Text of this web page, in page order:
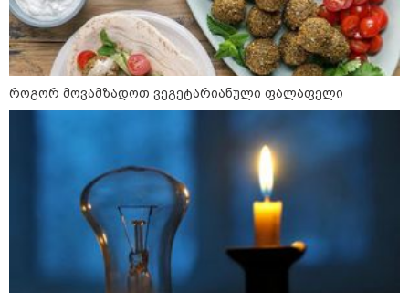
პერიოდია დაწყებული საქმეების ბოლომდე მოსაყვანად,
ფინანსური საკითხების გადასამოწმებლად და სამუშაო
სივრცის მოწესრიგებისთვის. თანმიმდევრული მოქმედება და
პრაქტიკული მიდგომა სასურველ შედეგს უდანაკარგოდ
მოგიტანთ.
როგორ მოვამზადოთ
ვეგეტარიანული ფალაფელი
როგორ მოვამზადოთ ვეგეტარიანული ფალაფელი